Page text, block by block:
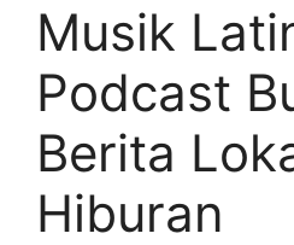
Musik
Podcast
Berita
Hiburan